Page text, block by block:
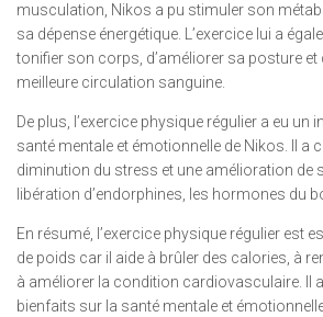
musculation, Nikos a pu stimuler son
sa dépense énergétique. L’exercice lui a
tonifier son corps, d’améliorer sa posture et
meilleure circulation sanguine.
De plus, l’exercice physique régulier a eu un
santé mentale et émotionnelle de Nikos. Il a
diminution du stress et une amélioration de
libération d’endorphines, les hormones du
En résumé, l’exercice physique régulier est
de poids car il aide à brûler des calories, à
à améliorer la condition cardiovasculaire. Il
bienfaits sur la santé mentale et